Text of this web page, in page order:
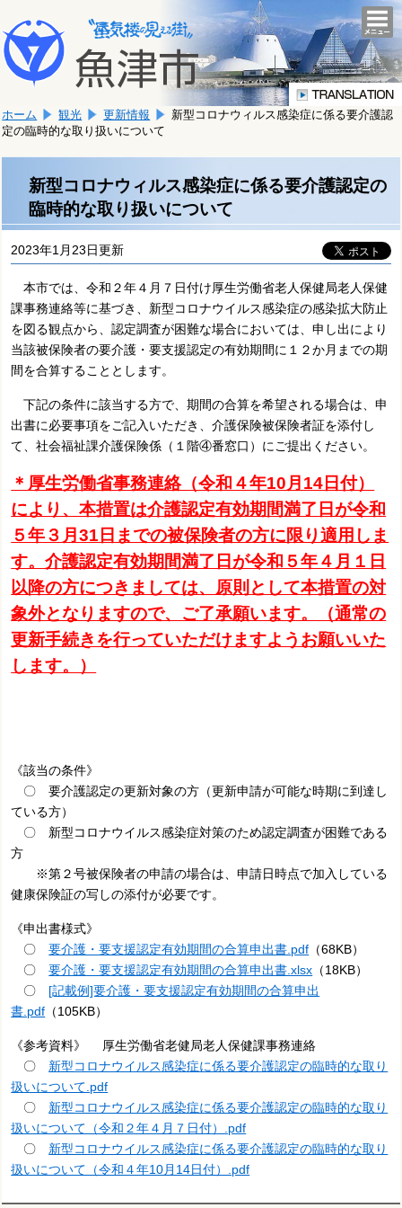
文
へ
移
ま
す。
こ
か
文
で
す。
ホーム 観光 更新情報
新型コロナウィルス感染症に係る要介護認
定の臨時的な取り扱いについて
新型コロナウィルス感染症に係る要介護認定の
臨時的な取り扱いについて
2023年1月23日更新
本市では、令和２年４月７日付け厚生労働省老人保健局老人保健
課事務連絡等に基づき、新型コロナウイルス感染症の感染拡大防止
を図る観点から、認定調査が困難な場合においては、申し出により
当該被保険者の要介護・要支援認定の有効期間に１２か月までの期
間を合算することとします。
下記の条件に該当する方で、期間の合算を希望される場合は、申
出書に必要事項をご記入いただき、介護保険被保険者証を添付し
て、社会福祉課介護保険係（１階④番窓口）にご提出ください。
＊厚生労働省事務連絡（令和４年10月14日付）
により、本措置は介護認定有効期間満了日が令和
５年３月31日までの被保険者の方に限り適用しま
す。介護認定有効期間満了日が令和５年４月１日
以降の方につきましては、原則として本措置の対
象外となりますので、ご了承願います。（通常の
更新手続きを行っていただけますようお願いいた
します。）
《該当の条件》
〇 要介護認定の更新対象の方（更新申請が可能な時期に到達し
ている方）
〇 新型コロナウイルス感染症対策のため認定調査が困難である
方
※第２号被保険者の申請の場合は、申請日時点で加入している
健康保険証の写しの添付が必要です。
《申出書様式》
〇要介護・要支援認定有効期間の合算申出書.pdf （68KB）
〇要介護・要支援認定有効期間の合算申出書.xlsx （18KB）
〇 [記載例]要介護・要支援認定有効期間の合算申出
書.pdf （105KB）
《参考資料》 厚生労働省老健局老人保健課事務連絡
〇 新型コロナウイルス感染症に係る要介護認定の臨時的な取り
扱いについて.pdf
〇 新型コロナウイルス感染症に係る要介護認定の臨時的な取り
扱いについて（令和２年４月７日付）.pdf
〇 新型コロナウイルス感染症に係る要介護認定の臨時的な取り
扱いについて（令和４年10月14日付）.pdf